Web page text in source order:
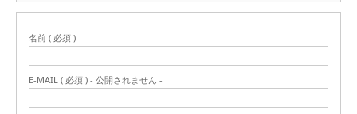
名前 ( 必須 )
E-MAIL ( 必須 ) - 公開されません -